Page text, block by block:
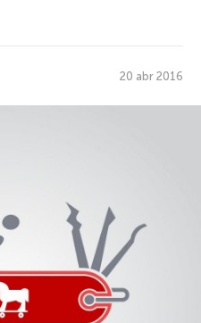
20 abr 2016